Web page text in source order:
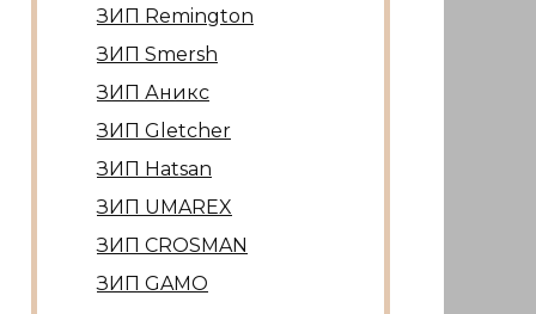
ЗИП Remington
ЗИП Smersh
ЗИП Аникс
ЗИП Gletcher
ЗИП Hatsan
ЗИП UMAREX
ЗИП CROSMAN
ЗИП GAMO